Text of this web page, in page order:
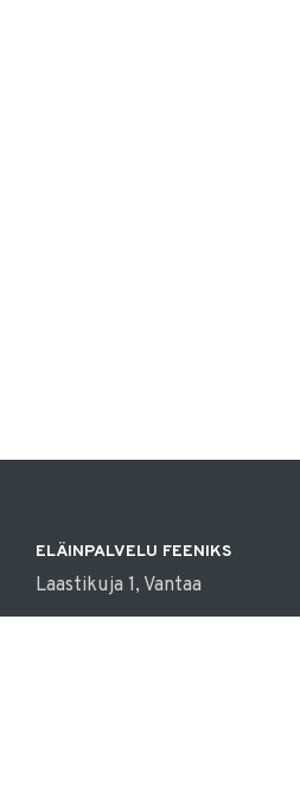
ELÄINPALVELU FEENIKS
Laastikuja 1, Vantaa